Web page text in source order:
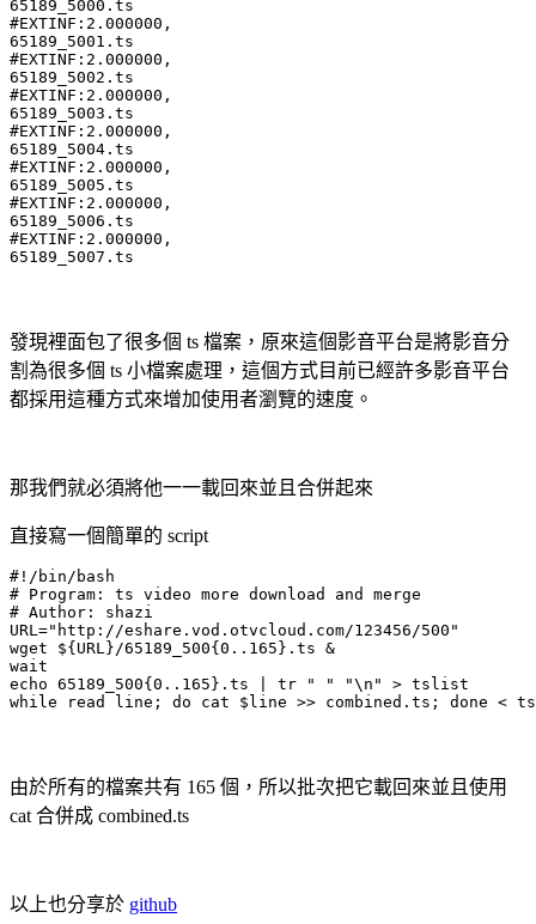
65189_5000.ts
#EXTINF:2.000000,
65189_5001.ts
#EXTINF:2.000000,
65189_5002.ts
#EXTINF:2.000000,
65189_5003.ts
#EXTINF:2.000000,
65189_5004.ts
#EXTINF:2.000000,
65189_5005.ts
#EXTINF:2.000000,
65189_5006.ts
#EXTINF:2.000000,
65189_5007.ts
發現裡面包了很多個 ts 檔案，原來這個影音平台是將影音分
割為很多個 ts 小檔案處理，這個方式目前已經許多影音平台
都採用這種方式來增加使用者瀏覽的速度。
那我們就必須將他一一載回來並且合併起來
直接寫一個簡單的 script
#!/bin/bash
# Program: ts video more download and merge
# Author: shazi
URL="http://eshare.vod.otvcloud.com/123456/500"
wget ${URL}/65189_500{0..165}.ts &
wait
echo 65189_500{0..165}.ts | tr " " "\n" > tslist
while read line; do cat $line >> combined.ts; done <
由於所有的檔案共有 165 個，所以批次把它載回來並且使用
cat 合併成 combined.ts
以上也分享於 github